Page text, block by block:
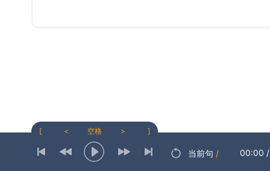
[ < 空格 > ]
当前句 / 00:00 /